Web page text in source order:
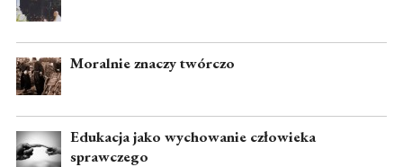
Moralnie znaczy twórczo
Edukacja jako wychowanie człowieka
sprawczego